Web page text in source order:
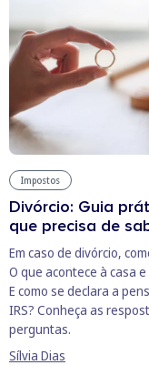
Impostos
Divórcio: Guia
que precisa de
Em caso de divórcio,
O que acontece à casa
E como se declara a
IRS? Conheça as
perguntas.
Sílvia Dias